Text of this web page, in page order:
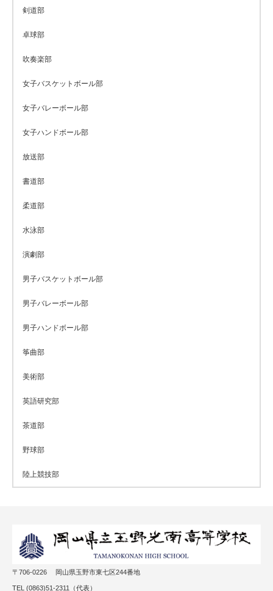
剣道部
卓球部
吹奏楽部
女子バスケットボール部
女子バレーボール部
女子ハンドボール部
放送部
書道部
柔道部
水泳部
演劇部
男子バスケットボール部
男子バレーボール部
男子ハンドボール部
筝曲部
美術部
英語研究部
茶道部
野球部
陸上競技部
〒706-0226 岡山県玉野市東七区244番地
TEL (0863)51-2311（代表）